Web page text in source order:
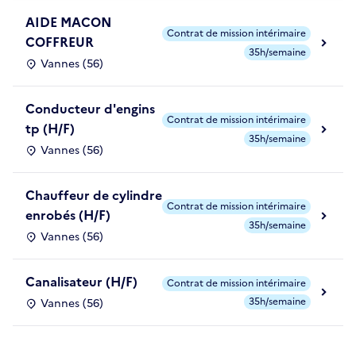
AIDE MACON
COFFREUR
Vannes (56)
Contrat de mission intérimaire
35h/semaine
Conducteur d'engins
tp (H/F)
Vannes (56)
Contrat de mission intérimaire
35h/semaine
Chauffeur de cylindre
enrobés (H/F)
Vannes (56)
Contrat de mission intérimaire
35h/semaine
Canalisateur (H/F)
Vannes (56)
Contrat de mission intérimaire
35h/semaine